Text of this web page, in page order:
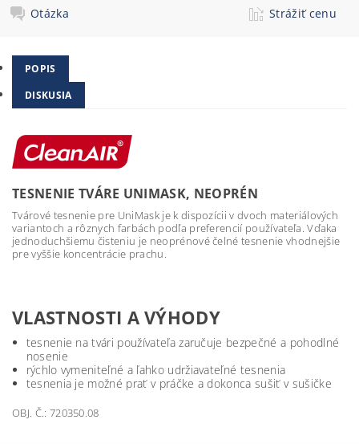
Otázka
Strážiť cenu
POPIS
DISKUSIA
TESNENIE TVÁRE UNIMASK, NEOPRÉN
Tvárové tesnenie pre UniMask je k dispozícii v dvoch materiálových
variantoch a rôznych farbách podľa preferencií používateľa. Vďaka
jednoduchšiemu čisteniu je neoprénové čelné tesnenie vhodnejšie
pre vyššie koncentrácie prachu.
VLASTNOSTI A VÝHODY
tesnenie na tvári používateľa zaručuje bezpečné a pohodlné
nosenie
rýchlo vymeniteľné a ľahko udržiavateľné tesnenia
tesnenia je možné prať v práčke a dokonca sušiť v sušičke
OBJ. Č.: 720350.08